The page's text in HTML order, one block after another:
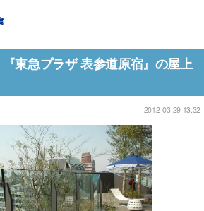
東急プラザ 表参道原宿』の屋上
2012-03-29 13:32